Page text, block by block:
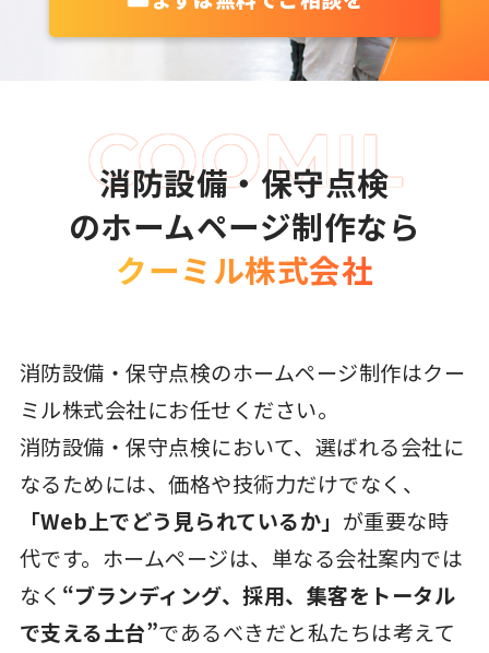
消防設備・保守点検
のホームページ制作なら
クーミル株式会社
消防設備・保守点検のホームページ制作はクー
ミル株式会社にお任せください。
消防設備・保守点検において、選ばれる会社に
なるためには、価格や技術力だけでなく、
「Web上でどう見られているか」 が重要な時
代です。ホームページは、単なる会社案内では
なく “ブランディング、採用、集客をトータル
で支える土台”であるべきだと私たちは考えて